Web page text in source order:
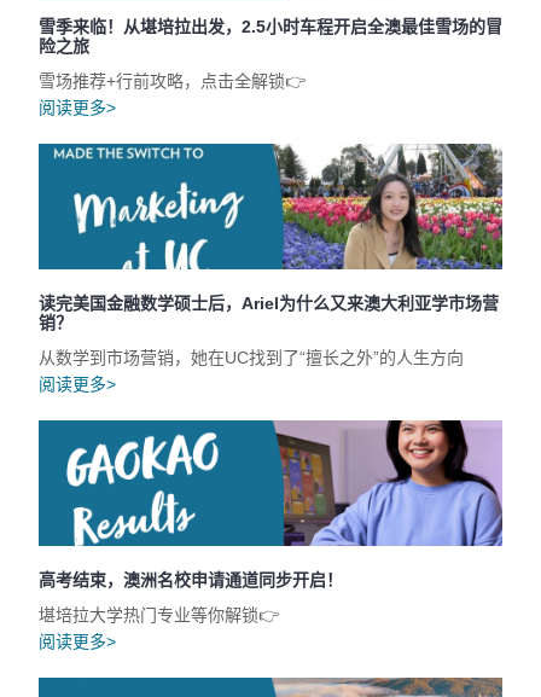
雪季来临！从堪培拉出发，2.5小时车程开启全澳最佳雪场的冒
险之旅
雪场推荐+行前攻略，点击全解锁👉
阅读更多>
读完美国金融数学硕士后，Ariel为什么又来澳大利亚学市场营
销？
从数学到市场营销，她在UC找到了“擅长之外”的人生方向
阅读更多>
高考结束，澳洲名校申请通道同步开启！
堪培拉大学热门专业等你解锁👉
阅读更多>